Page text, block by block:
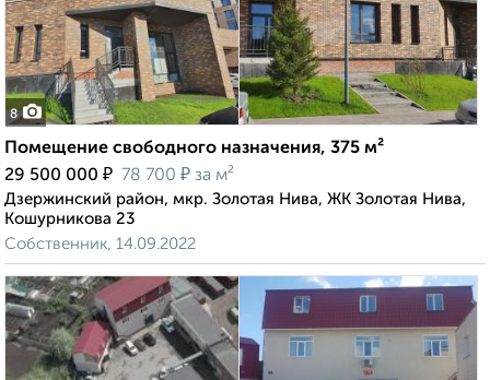
8
Помещение свободного назначения, 375 м²
29 500 000 ₽ 78 700 ₽ за м²
Дзержинский район, мкр. Золотая Нива, ЖК Золотая Нива,
Кошурникова 23
Собственник, 14.09.2022